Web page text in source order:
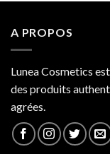
A PROPOS
Lunea Cosmetics
des produits
agrées.